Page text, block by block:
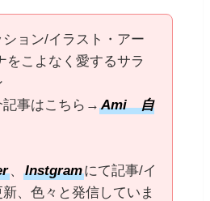
ション/イラスト・アー
をこよなく愛するサラ
記事はこちら→Ami 自
、Instgramにて記事/イ
、色々と発信していま